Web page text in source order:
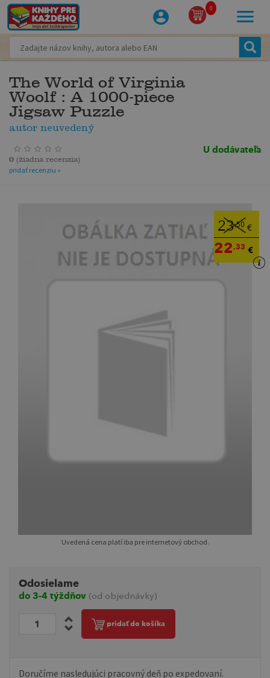
0
The World of Virginia
Woolf : A 1000-piece
Jigsaw Puzzle
autor neuvedený
U dodávateľa
0 (žiadna recenzia)
pridať recenziu »
23,50 €
22,33 €
Uvedená cena platí iba pre internetový obchod.
Odosielame
do 3-4 týždňov (od objednávky)
pridať do košíka
Doručíme nasledujúci pracovný deň po expedovaní.